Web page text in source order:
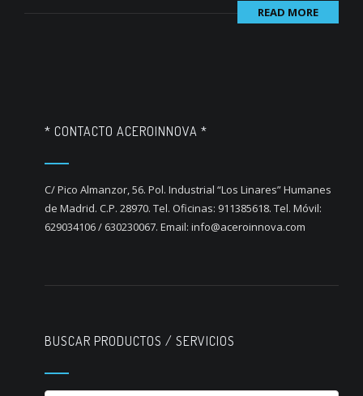
READ MORE
* CONTACTO ACEROINNOVA *
C/ Pico Almanzor, 56. Pol. Industrial “Los Linares” Humanes
de Madrid. C.P. 28970. Tel. Oficinas: 911385618. Tel. Móvil:
629034106 / 630230067. Email: info@aceroinnova.com
BUSCAR PRODUCTOS / SERVICIOS